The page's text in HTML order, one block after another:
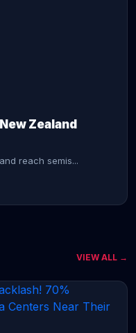
Zealand
reach semis...
VIEW ALL →